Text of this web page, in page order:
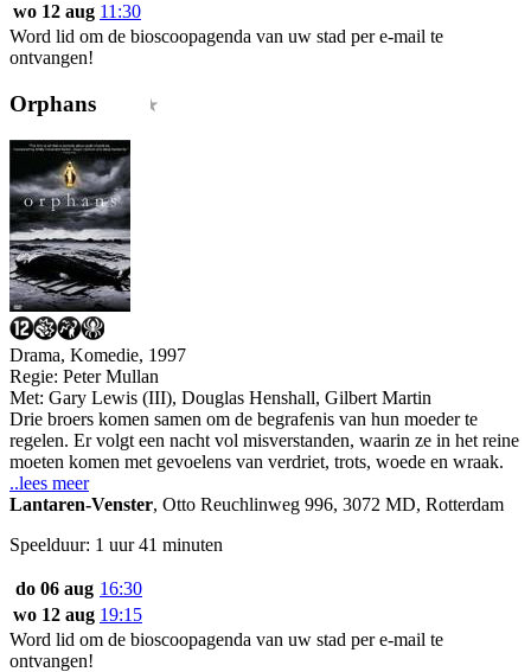
wo 12 aug 11:30
Word lid om de bioscoopagenda van uw stad per e-mail te
ontvangen!
Orphans
Drama, Komedie, 1997
Regie: Peter Mullan
Met: Gary Lewis (III), Douglas Henshall, Gilbert Martin
Drie broers komen samen om de begrafenis van hun moeder te
regelen. Er volgt een nacht vol misverstanden, waarin ze in het reine
moeten komen met gevoelens van verdriet, trots, woede en wraak.
..lees meer
Lantaren-Venster, Otto Reuchlinweg 996, 3072 MD, Rotterdam
Speelduur: 1 uur 41 minuten
do 06 aug 16:30
wo 12 aug 19:15
Word lid om de bioscoopagenda van uw stad per e-mail te
ontvangen!